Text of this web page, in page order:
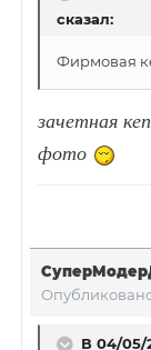
сказал:
Фирмовая
зачетная
фото
В 04/05/